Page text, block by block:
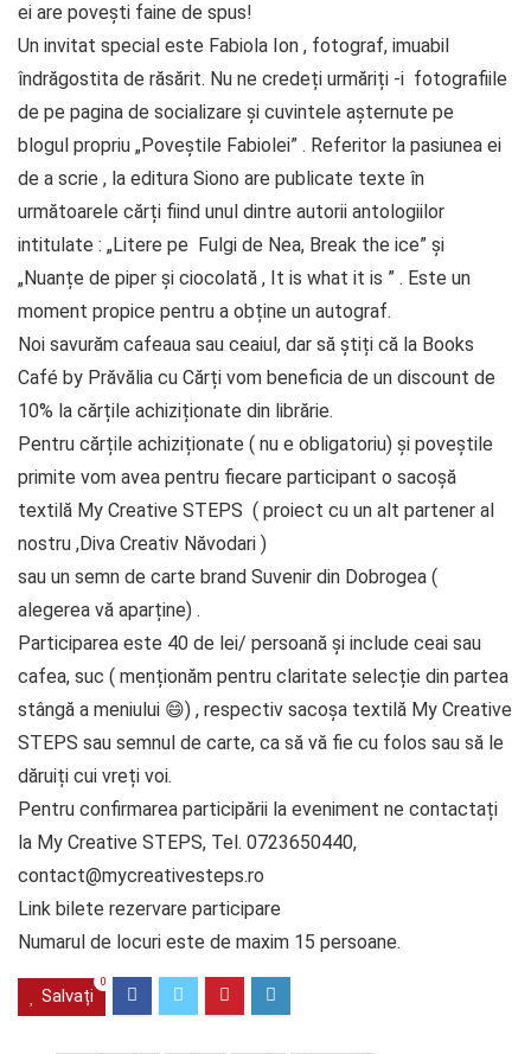
ei are povești faine de spus!
Un invitat special este Fabiola Ion , fotograf, imuabil
îndrăgostita de răsărit. Nu ne credeți urmăriți -i fotografiile
de pe pagina de socializare și cuvintele așternute pe
blogul propriu „Poveștile Fabiolei” . Referitor la pasiunea ei
de a scrie , la editura Siono are publicate texte în
următoarele cărți fiind unul dintre autorii antologiilor
intitulate : „Litere pe Fulgi de Nea, Break the ice” și
„Nuanțe de piper și ciocolată , It is what it is ” . Este un
moment propice pentru a obține un autograf.
Noi savurăm cafeaua sau ceaiul, dar să știți că la Books
Café by Prăvălia cu Cărți vom beneficia de un discount de
10% la cărțile achiziționate din librărie.
Pentru cărțile achiziționate ( nu e obligatoriu) și poveștile
primite vom avea pentru fiecare participant o sacoșă
textilă My Creative STEPS ( proiect cu un alt partener al
nostru ,Diva Creativ Năvodari )
sau un semn de carte brand Suvenir din Dobrogea (
alegerea vă aparține) .
Participarea este 40 de lei/ persoană și include ceai sau
cafea, suc ( menționăm pentru claritate selecție din partea
stângă a meniului 😄) , respectiv sacoșa textilă My Creative
STEPS sau semnul de carte, ca să vă fie cu folos sau să le
dăruiți cui vreți voi.
Pentru confirmarea participării la eveniment ne contactați
la My Creative STEPS, Tel. 0723650440,
contact@mycreativesteps.ro
Link bilete rezervare participare
Numarul de locuri este de maxim 15 persoane.
Salvați
0